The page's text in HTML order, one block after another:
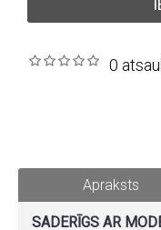
0
Apraksts
SADERĪGS AR